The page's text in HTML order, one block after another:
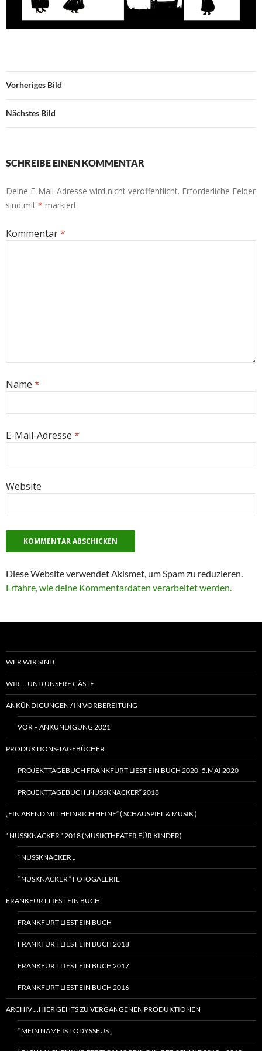
Vorheriges Bild
Nächstes Bild
SCHREIBE EINEN KOMMENTAR
Deine E-Mail-Adresse wird nicht veröffentlicht. Erforderliche Felder
sind mit * markiert
Kommentar*
Name *
E-Mail-Adresse *
Website
Diese Website verwendet Akismet, um Spam zu reduzieren.
Erfahre, wie deine Kommentardaten verarbeitet werden.
WER WIR SIND
WIR … UND UNSERE GÄSTE
ANKÜNDIGUNGEN / IN VORBEREITUNG
VOR – ANKÜNDIGUNG 2021
PRODUKTIONS-TAGEBÜCHER
PROJEKTTAGEBUCH FRANKFURT LIEST EIN BUCH 2020- 5.MAI 2020
PROJEKTTAGEBUCH „NUSSKNACKER“ 2018
„EIN ABEND MIT HEINRICH HEINE“ ( SCHAUSPIEL & MUSIK )
“ NUSSKNACKER “ 2018 (MUSIKTHEATER FÜR KINDER)
“ NUSSKNACKER „
“ NUSKNACKER “ FOTOGALERIE
FRANKFURT LIEST EIN BUCH
FRANKFURT LIEST EIN BUCH
FRANKFURT LIEST EIN BUCH 2018
FRANKFURT LIEST EIN BUCH 2017
FRANKFURT LIEST EIN BUCH 2016
ARCHIV …HIER GEHTS ZU VERGANGENEN PRODUKTIONEN
“ MEIN NAME IST ODYSSEUS „